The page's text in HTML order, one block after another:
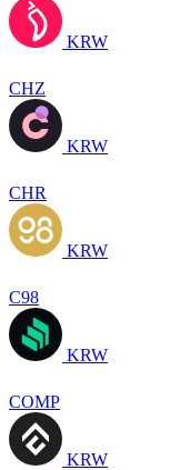
KRW
CHZ
KRW
CHR
KRW
C98
KRW
COMP
KRW